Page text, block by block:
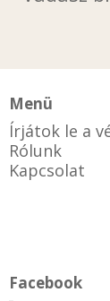
Menü
Írjátok le a
Rólunk
Kapcsolat
Facebook